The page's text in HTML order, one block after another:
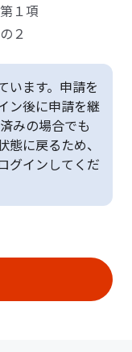
１項
２
います。申請を
ン後に申請を継
みの場合でも
に戻るため、
グインしてくだ